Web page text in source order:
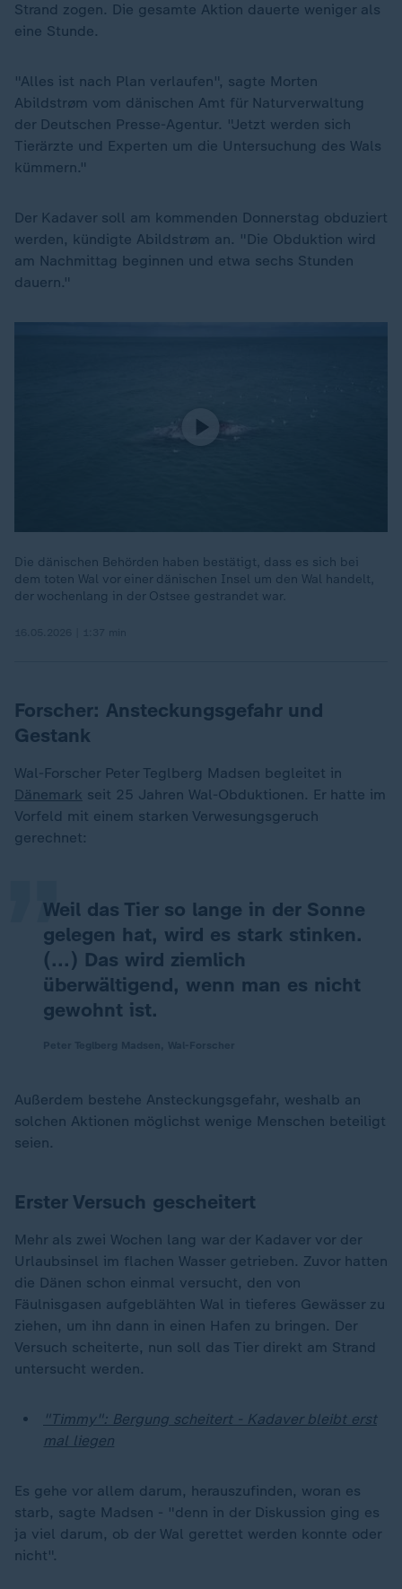
Strand zogen. Die gesamte Aktion dauerte weniger als
eine Stunde.
"Alles ist nach Plan verlaufen", sagte Morten
Abildstrøm vom dänischen Amt für Naturverwaltung
der Deutschen Presse-Agentur. "Jetzt werden sich
Tierärzte und Experten um die Untersuchung des Wals
kümmern."
Der Kadaver soll am kommenden Donnerstag obduziert
werden, kündigte Abildstrøm an. "Die Obduktion wird
am Nachmittag beginnen und etwa sechs Stunden
dauern."
Die dänischen Behörden haben bestätigt, dass es sich bei
dem toten Wal vor einer dänischen Insel um den Wal handelt,
der wochenlang in der Ostsee gestrandet war.
Forscher: Ansteckungsgefahr und
Gestank
Wal-Forscher Peter Teglberg Madsen begleitet in
Dänemark seit 25 Jahren Wal-Obduktionen. Er hatte im
Vorfeld mit einem starken Verwesungsgeruch
gerechnet:
Weil das Tier so lange in der Sonne
gelegen hat, wird es stark stinken.
(...) Das wird ziemlich
überwältigend, wenn man es nicht
gewohnt ist.
„
Außerdem bestehe Ansteckungsgefahr, weshalb an
solchen Aktionen möglichst wenige Menschen beteiligt
seien.
Erster Versuch gescheitert
Mehr als zwei Wochen lang war der Kadaver vor der
Urlaubsinsel im flachen Wasser getrieben. Zuvor hatten
die Dänen schon einmal versucht, den von
Fäulnisgasen aufgeblähten Wal in tieferes Gewässer zu
ziehen, um ihn dann in einen Hafen zu bringen. Der
Versuch scheiterte, nun soll das Tier direkt am Strand
untersucht werden.
"Timmy": Bergung scheitert - Kadaver bleibt erst
mal liegen
Es gehe vor allem darum, herauszufinden, woran es
starb, sagte Madsen - "denn in der Diskussion ging es
ja viel darum, ob der Wal gerettet werden konnte oder
nicht".